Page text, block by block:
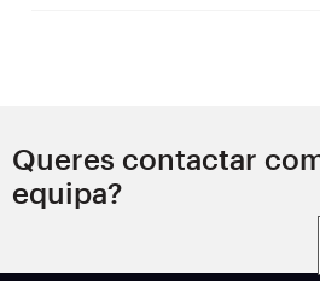
Queres contactar
equipa?